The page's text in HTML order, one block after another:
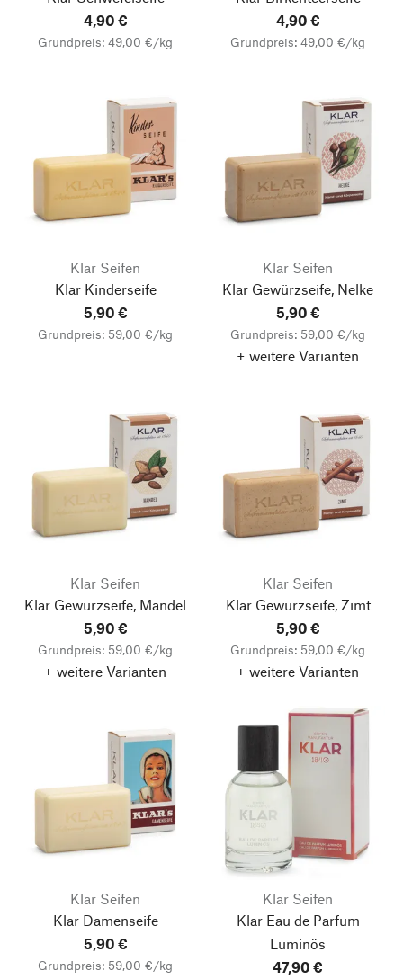
4,90 €
Grundpreis: 49,00 €/kg
4,90 €
Grundpreis: 49,00 €/kg
Klar Seifen
Klar Kinderseife
5,90 €
Grundpreis: 59,00 €/kg
Klar Seifen
Klar Gewürzseife, Nelke
5,90 €
Grundpreis: 59,00 €/kg
+ weitere Varianten
Klar Seifen
Klar Gewürzseife, Mandel
5,90 €
Grundpreis: 59,00 €/kg
+ weitere Varianten
Klar Seifen
Klar Gewürzseife, Zimt
5,90 €
Grundpreis: 59,00 €/kg
+ weitere Varianten
Klar Seifen
Klar Damenseife
5,90 €
Grundpreis: 59,00 €/kg
Klar Seifen
Klar Eau de Parfum
Luminös
47,90 €